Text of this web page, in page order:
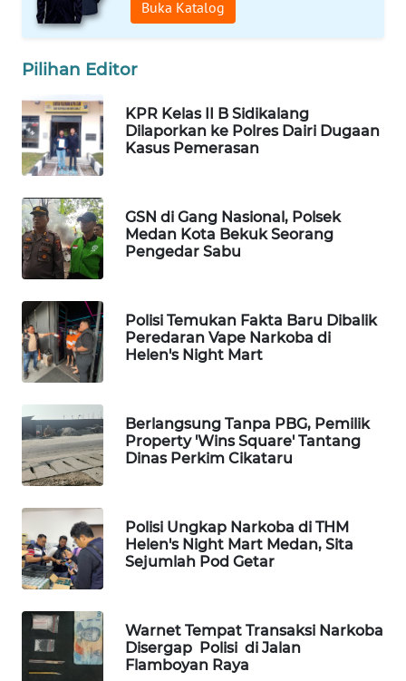
Buka Katalog
Pilihan Editor
KPR Kelas II B Sidikalang
Dilaporkan ke Polres Dairi Dugaan
Kasus Pemerasan
GSN di Gang Nasional, Polsek
Medan Kota Bekuk Seorang
Pengedar Sabu
Polisi Temukan Fakta Baru Dibalik
Peredaran Vape Narkoba di
Helen's Night Mart
Berlangsung Tanpa PBG, Pemilik
Property 'Wins Square' Tantang
Dinas Perkim Cikataru
Polisi Ungkap Narkoba di THM
Helen's Night Mart Medan, Sita
Sejumlah Pod Getar
Warnet Tempat Transaksi Narkoba
Disergap Polisi di Jalan
Flamboyan Raya
NEWS
METRO
NEWS
METRO
MEDAN
METRO
JAKARTA
NEWS
KRT
NEWS
KARING
NEWS
JURNAL
MARITIM
HUMBANG
NEWS
GARONGGANG
NEWS
FISUELRI
ID